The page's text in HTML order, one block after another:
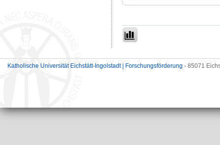
Katholische Universität Eichstätt-Ingolstadt | Forschungsförderung - 85071